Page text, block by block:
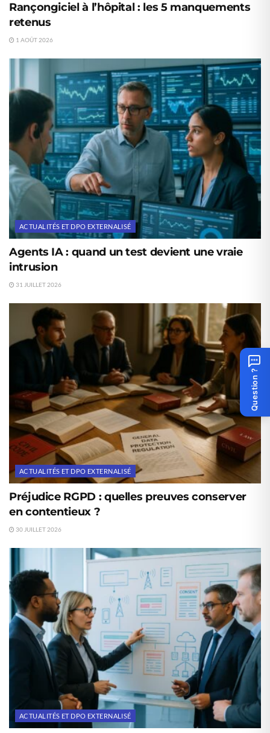
Rançongiciel à l’hôpital : les 5 manquements
retenus
1 AOÛT 2026
ACTUALITÉS ET DPO EXTERNALISÉ
Agents IA : quand un test devient une vraie
intrusion
31 JUILLET 2026
ACTUALITÉS ET DPO EXTERNALISÉ
Préjudice RGPD : quelles preuves conserver
en contentieux ?
30 JUILLET 2026
ACTUALITÉS ET DPO EXTERNALISÉ
Question ?